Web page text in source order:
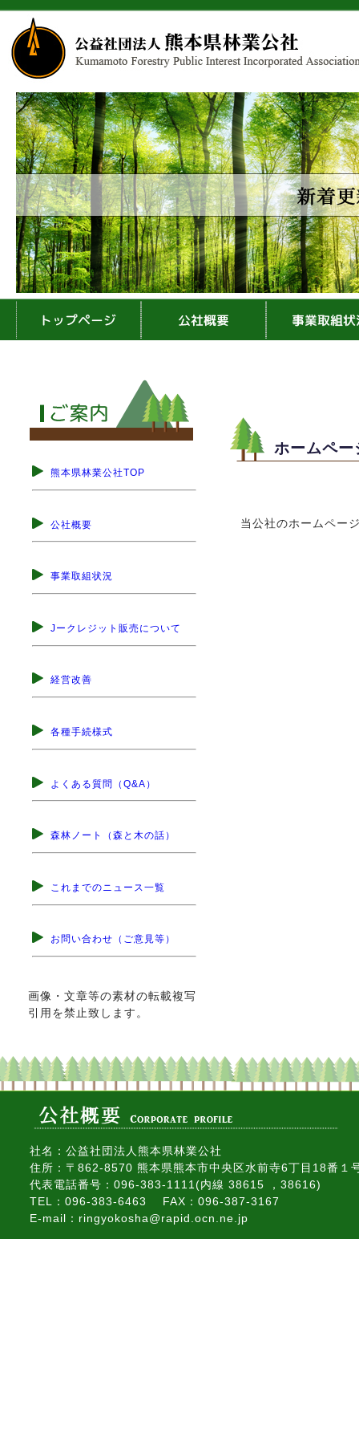
熊本県林業公社TOP
公社概要
事業取組状況
Jークレジット販売について
経営改善
各種手続様式
よくある質問（Q&A）
森林ノート（森と木の話）
これまでのニュース一覧
お問い合わせ（ご意見等）
画像・文章等の素材の転載複写
引用を禁止致します。
ホームペー
当公社のホームペー
社名：公益社団法人熊本県林業公社
住所：〒862-8570 熊本県熊本市中央区水前寺6丁目18番１
代表電話番号：096-383-1111(内線 38615 ，38616)
TEL：096-383-6463 FAX：096-387-3167
E-mail：ringyokosha@rapid.ocn.ne.jp